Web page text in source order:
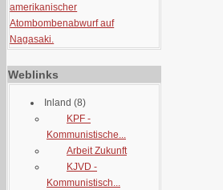
amerikanischer
Atombombenabwurf auf
Nagasaki.
Weblinks
Inland (8)
KPF -
Kommunistische...
Arbeit Zukunft
KJVD -
Kommunistisch...